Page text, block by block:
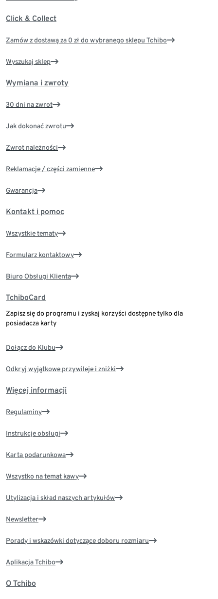
Click & Collect
Zamów z dostawą za 0 zł do wybranego sklepu Tchibo
Wyszukaj sklep
Wymiana i zwroty
30 dni na zwrot
Jak dokonać zwrotu
Zwrot należności
Reklamacje / części zamienne
Gwarancja
Kontakt i pomoc
Wszystkie tematy
Formularz kontaktowy
Biuro Obsługi Klienta
TchiboCard
Zapisz się do programu i zyskaj korzyści dostępne tylko dla
posiadacza karty
Dołącz do Klubu
Odkryj wyjątkowe przywileje i zniżki
Więcej informacji
Regulaminy
Instrukcje obsługi
Karta podarunkowa
Wszystko na temat kawy
Utylizacja i skład naszych artykułów
Newsletter
Porady i wskazówki dotyczące doboru rozmiaru
Aplikacja Tchibo
O Tchibo